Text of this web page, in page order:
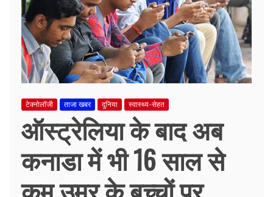
टेक्नोलॉजी ताजा खबर दुनिया स्वास्थ्य-सेहत
ऑस्ट्रेलिया के बाद अब
कनाडा में भी 16 साल से